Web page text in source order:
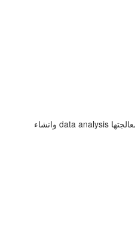
كورس تدريبي على برنامج Power BI احد برامج مايكروسوفت المخصصة لتحليل وتصوير البيانات وعمل لوحات تحكم تفاعلية ومشاركتها مع الاخرين، تستطيع من خلال ال Power BI تحليل البيانات ومعالجتها data analysis وانشاء